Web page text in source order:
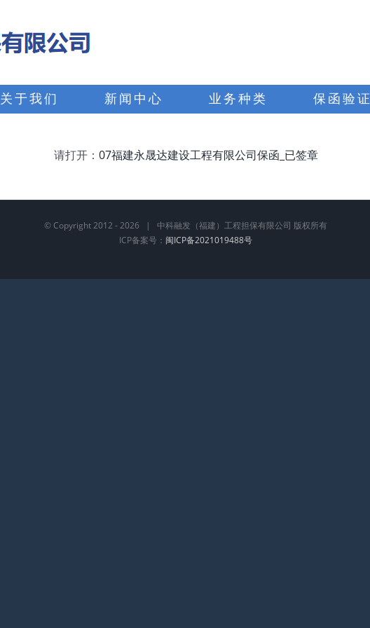
关于我们 新闻中心 业务种类 保函验证
请打开： 07福建永晟达建设工程有限公司保函_已签章
© Copyright 2012 -2026 | 中科融发（福建）工程担保有限公司 版权所有
ICP备案号： 闽ICP备2021019488号